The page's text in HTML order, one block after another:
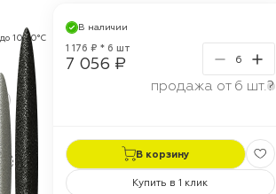
1000°С
В наличии
1 176 ₽ * 6 шт
7 056 ₽
продажа от 6 шт.?
В корзину
Купить в 1 клик